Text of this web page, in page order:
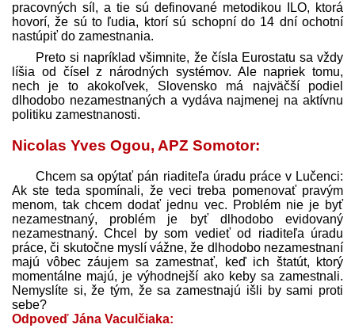
pracovných síl, a tie sú definované metodikou ILO, ktorá
hovorí, že sú to ľudia, ktorí sú schopní do 14 dní ochotní
nastúpiť do zamestnania.
Preto si napríklad všimnite, že čísla Eurostatu sa vždy
líšia od čísel z národných systémov. Ale napriek tomu,
nech je to akokoľvek, Slovensko má najväčší podiel
dlhodobo nezamestnaných a vydáva najmenej na aktívnu
politiku zamestnanosti.
Nicolas Yves Ogou, APZ Somotor:
Chcem sa opýtať pán riaditeľa úradu práce v Lučenci:
Ak ste teda spomínali, že veci treba pomenovať pravým
menom, tak chcem dodať jednu vec. Problém nie je byť
nezamestnaný, problém je byť dlhodobo evidovaný
nezamestnaný. Chcel by som vedieť od riaditeľa úradu
práce, či skutočne myslí vážne, že dlhodobo nezamestnaní
majú vôbec záujem sa zamestnať, keď ich štatút, ktorý
momentálne majú, je výhodnejší ako keby sa zamestnali.
Nemyslíte si, že tým, že sa zamestnajú išli by sami proti
sebe?
Odpoveď Jána Vaculčiaka: